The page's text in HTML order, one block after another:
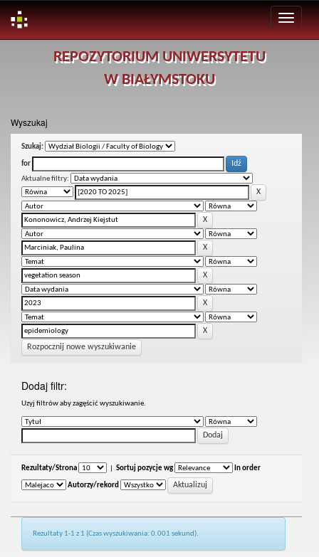
REPOZYTORIUM UNIWERSYTETU
W BIAŁYMSTOKU
Wyszukaj
Szukaj:
for
Aktualne filtry:
Rozpocznij nowe wyszukiwanie
Dodaj filtr:
Uzyj filtrów aby zagęścić wyszukiwanie.
Rezultaty/Strona Sortuj pozycje wg In order
Autorzy/rekord
Rezultaty 1-1 z 1 (Czas wyszukiwania: 0.001 sekund).